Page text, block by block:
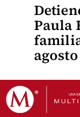
Paula